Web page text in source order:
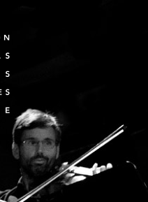
Fédération des